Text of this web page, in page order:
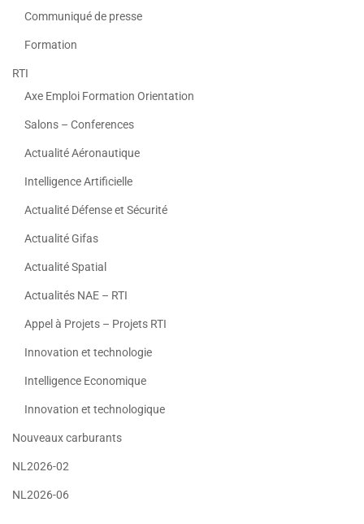
Communiqué de presse
Formation
RTI
Axe Emploi Formation Orientation
Salons – Conferences
Actualité Aéronautique
Intelligence Artificielle
Actualité Défense et Sécurité
Actualité Gifas
Actualité Spatial
Actualités NAE – RTI
Appel à Projets – Projets RTI
Innovation et technologie
Intelligence Economique
Innovation et technologique
Nouveaux carburants
NL2026-02
NL2026-06